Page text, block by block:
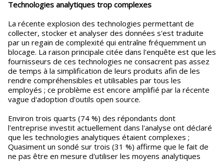
Technologies analytiques trop complexes
La récente explosion des technologies permettant de
collecter, stocker et analyser des données s'est traduite
par un regain de complexité qui entraîne fréquemment un
blocage. La raison principale citée dans l'enquête est que les
fournisseurs de ces technologies ne consacrent pas assez
de temps à la simplification de leurs produits afin de les
rendre compréhensibles et utilisables par tous les
employés ; ce problème est encore amplifié par la récente
vague d'adoption d'outils open source.
Environ trois quarts (74 %) des répondants dont
l'entreprise investit actuellement dans l'analyse ont déclaré
que les technologies analytiques étaient complexes ;
Quasiment un sondé sur trois (31 %) affirme que le fait de
ne pas être en mesure d'utiliser les moyens analytiques